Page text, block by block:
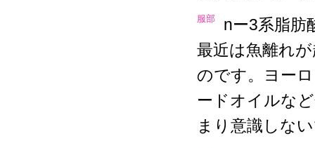
服部
nー3系脂肪
最近は魚離れ
のです。ヨー
ードオイルな
まり意識しな